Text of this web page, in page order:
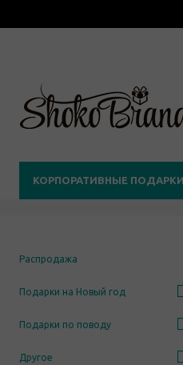
КОРПОРАТИВНЫЕ ПОДАРКИ
Распродажа
Подарки на Новый год
Подарки по поводу
Другое